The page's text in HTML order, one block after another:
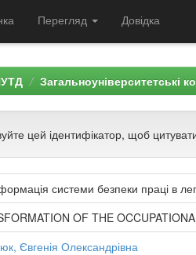
Перегляд Довідка
Загальноуніверситетські
цей ідентифікатор, щоб
системи безпеки праці в
OF THE
Євгенія Олександрівна